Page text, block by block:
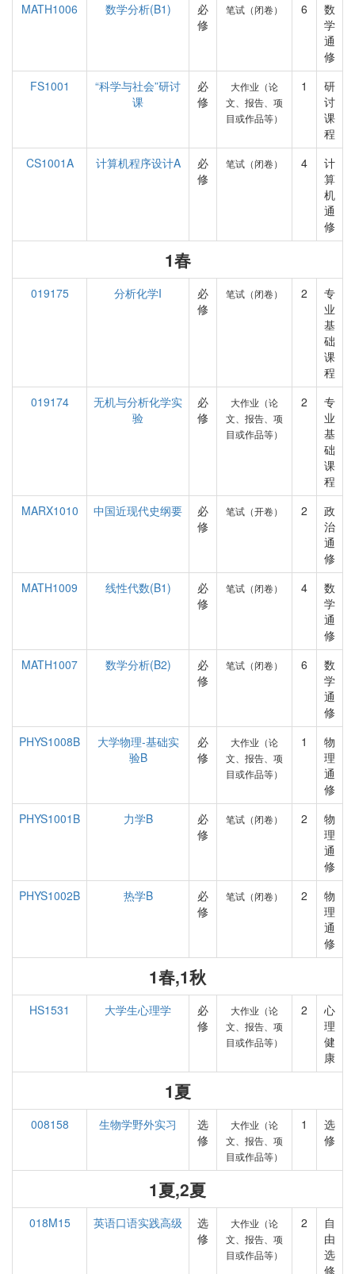
MATH1006
数学分析(B1)
必
修
笔试（闭卷） 6
数
学
通
修
FS1001
“科学与社会”研讨
课
必
修
大作业（论
文、报告、项
目或作品等）
1
研
讨
课
程
CS1001A
计算机程序设计A
必
修
笔试（闭卷） 4
计
算
机
通
修
1春
019175 分析化学I
必
修
笔试（闭卷） 2
专
业
基
础
课
程
019174
无机与分析化学实
验
必
修
大作业（论
文、报告、项
目或作品等）
2
专
业
基
础
课
程
MARX1010
中国近现代史纲要
必
修
笔试（开卷） 2
政
治
通
修
MATH1009
线性代数(B1)
必
修
笔试（闭卷） 4
数
学
通
修
MATH1007
数学分析(B2)
必
修
笔试（闭卷） 6
数
学
通
修
PHYS1008B
大学物理-基础实
验B
必
修
大作业（论
文、报告、项
目或作品等）
1
物
理
通
修
PHYS1001B
力学B
必
修
笔试（闭卷） 2
物
理
通
修
PHYS1002B
热学B
必
修
笔试（闭卷） 2
物
理
通
修
1春,1秋
HS1531 大学生心理学
必
修
大作业（论
文、报告、项
目或作品等）
2
心
理
健
康
1夏
008158 生物学野外实习
选
修
大作业（论
文、报告、项
目或作品等）
1
选
修
1夏,2夏
018M15 英语口语实践高级
选
修
大作业（论
文、报告、项
目或作品等）
2
自
由
选
修